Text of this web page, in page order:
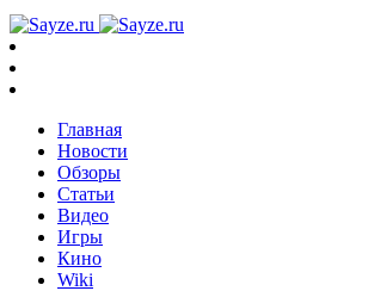
Главная
Новости
Обзоры
Статьи
Видео
Игры
Кино
Wiki